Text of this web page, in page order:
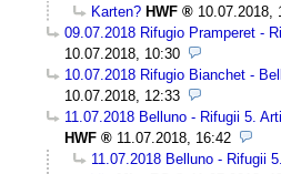
Karten? HWF
10.07.2018,
09.07.2018 Rifugio Pramperet -
10.07.2018, 10:30
10.07.2018 Rifugio Bianchet -
10.07.2018, 12:33
11.07.2018 Belluno - Rifugii 5.
HWF
11.07.2018, 16:42
11.07.2018 Belluno - Rifugii